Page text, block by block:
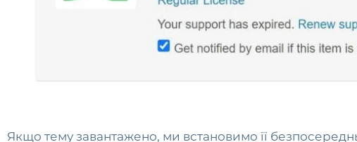
Якщо тему завантажено, ми встановимо її